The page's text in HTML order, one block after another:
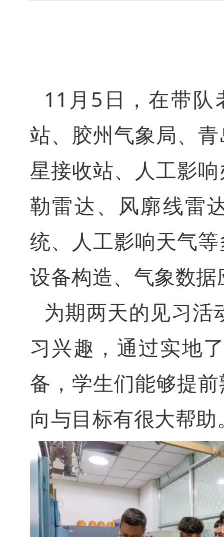
11月5日，在带
站、胶州气象局、
星接收站、人工影
勒雷达、风廓线雷
统、人工影响天气
设备构造、气象数
为期两天的见习活
习兴趣，通过实地
备，学生们能够提
向与目标有很大帮助